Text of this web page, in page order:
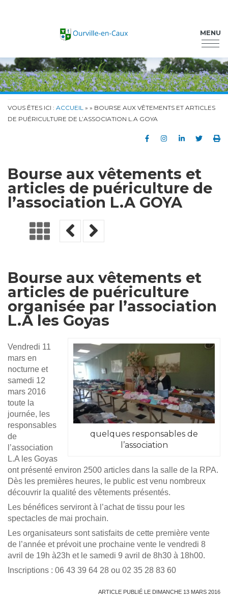
Ourville-en-CauxMENU
VOUS ÊTES ICI : ACCUEIL » » BOURSE AUX VÊTEMENTS ET ARTICLES
DE PUÉRICULTURE DE L’ASSOCIATION L.A GOYA
Partager sur
Partager sur
Partager
Bourse aux vêtements et
articles de puériculture de
l’association L.A GOYA
Bourse aux vêtements et
articles de puériculture
organisée par l’association
L.A les Goyas
quelques responsables de
l’association
Vendredi 11
mars en
nocturne et
samedi 12
mars 2016
toute la
journée, les
responsables
de
l’association
L.A les Goyas
ont présenté environ 2500 articles dans la salle de la RPA.
Dès les premières heures, le public est venu nombreux
découvrir la qualité des vêtements présentés.
Les bénéfices serviront à l’achat de tissu pour les
spectacles de mai prochain.
Les organisateurs sont satisfaits de cette première vente
de l’année et prévoit une prochaine vente le vendredi 8
avril de 19h à23h et le samedi 9 avril de 8h30 à 18h00.
Inscriptions : 06 43 39 64 28 ou 02 35 28 83 60
ARTICLE PUBLIÉ LE DIMANCHE 13 MARS 2016